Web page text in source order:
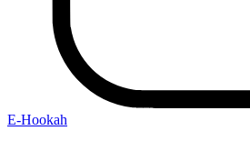
E-Hookah